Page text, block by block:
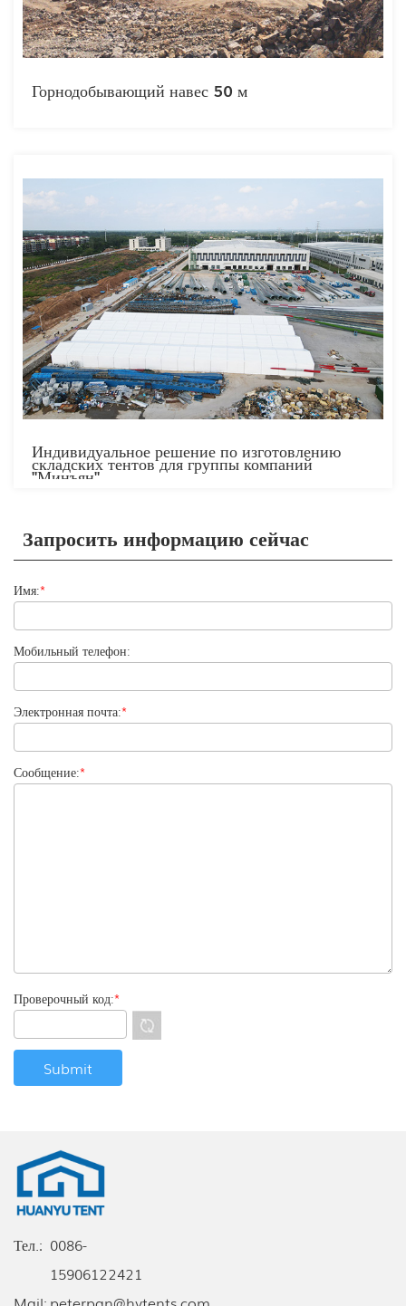
Горнодобывающий навес 50 м
Индивидуальное решение по изготовлению
складских тентов для группы компаний
"Минъян".
Запросить информацию сейчас
Имя:*
Мобильный телефон:
Электронная почта:*
Сообщение:*
Проверочный код:*
Тел.: 0086-
15906122421